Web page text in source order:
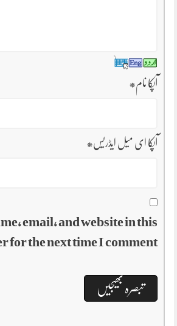
آپکا نام*
آپکا ای میل ایڈریس*
email, and website in this
for the next time I comment.